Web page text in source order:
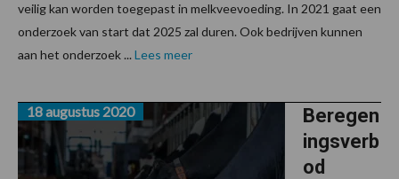
veilig kan worden toegepast in melkveevoeding. In 2021 gaat een
onderzoek van start dat 2025 zal duren. Ook bedrijven kunnen
aan het onderzoek ... Lees meer
Beregen
ingsverb
od
18 augustus 2020